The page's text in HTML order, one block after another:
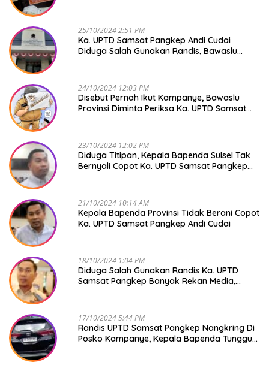
25/10/2024 2:51 PM
Ka. UPTD Samsat Pangkep Andi Cudai
Diduga Salah Gunakan Randis, Bawaslu
24/10/2024 12:03 PM
Disebut Pernah Ikut Kampanye, Bawaslu
Provinsi Diminta Periksa Ka. UPTD Samsat
23/10/2024 12:02 PM
Diduga Titipan, Kepala Bapenda Sulsel Tak
Bernyali Copot Ka. UPTD Samsat Pangkep
21/10/2024 10:14 AM
Kepala Bapenda Provinsi Tidak Berani Copot
Ka. UPTD Samsat Pangkep Andi Cudai
18/10/2024 1:04 PM
Diduga Salah Gunakan Randis Ka. UPTD
Samsat Pangkep Banyak Rekan Media,
17/10/2024 5:44 PM
Randis UPTD Samsat Pangkep Nangkring Di
Posko Kampanye, Kepala Bapenda Tunggu